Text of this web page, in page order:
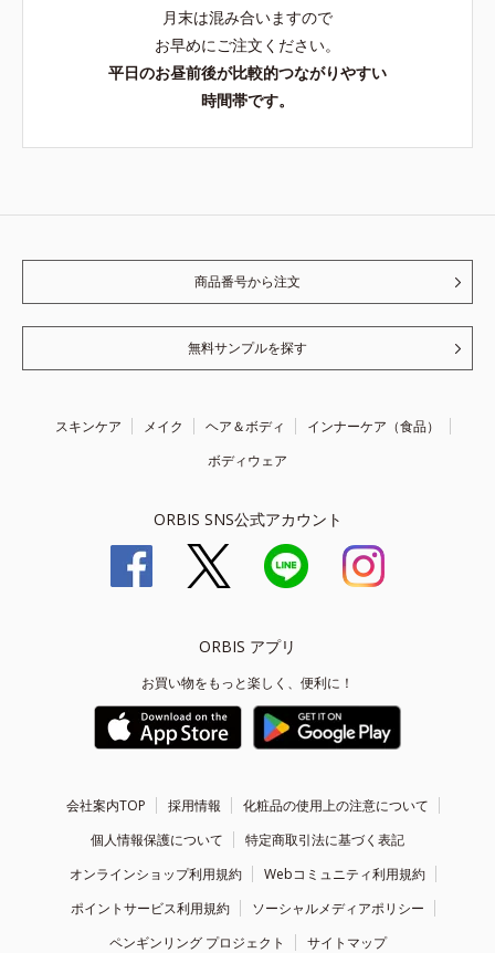
月末は混み合いますので
お早めにご注文ください。
平日のお昼前後が比較的つながりやすい
時間帯です。
商品番号から注文
無料サンプルを探す
スキンケア メイク ヘア＆ボディ
インナーケア（食品）
ボディウェア
ORBIS SNS公式アカウント
ORBIS アプリ
お買い物をもっと楽しく、便利に！
会社案内TOP 採用情報
化粧品の使用上の注意について
個人情報保護について
特定商取引法に基づく表記
オンラインショップ利用規約
Webコミュニティ利用規約
ポイントサービス利用規約
ソーシャルメディアポリシー
ペンギンリング プロジェクト
サイトマップ